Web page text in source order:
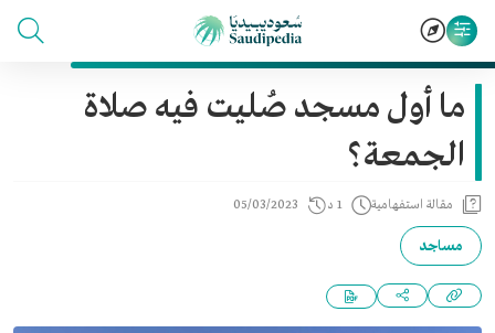
ما أول مسجد صُليت فيه صلاة
الجمعة؟
مقالة استفهامية 1 د 05/03/2023
مساجد